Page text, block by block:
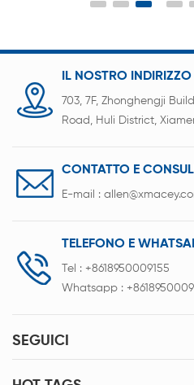
il rilevamento della
dei dati nel database e
IL NOSTRO INDIRIZZO
703, 7F, Zhonghengji
Road, Huli District,
CONTATTO E
E-mail :
TELEFONO E
Tel : +8618950009155
Whatsapp :
SEGUICI